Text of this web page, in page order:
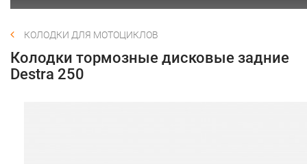
КОЛОДКИ ДЛЯ МОТОЦИКЛОВ
Колодки тормозные дисковые задние
Destra 250